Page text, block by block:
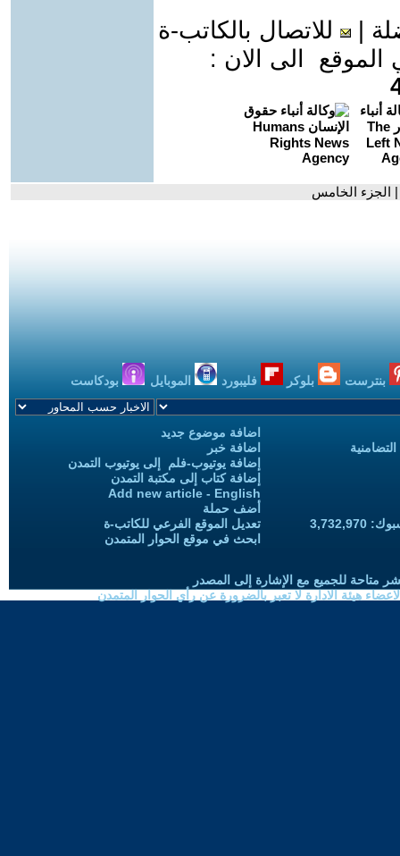
للاتصال بالكاتب-ة
الى الان :
| الجزء الخامس
بنترست بلوكر فليبورد الموبايل بودكاست
اضافة موضوع جديد
اضافة خبر
إضافة يوتيوب-فلم إلى يوتيوب التمدن
إضافة كتاب إلى مكتبة التمدن
Add new article - English
أضف حملة
تعديل الموقع الفرعي للكاتب-ة
ابحث في موقع الحوار المتمدن
متاحة للجميع مع الإشارة إلى المصدر
هيئة الادارة لا تعبر بالضرورة عن رأي الحوار المتمدن